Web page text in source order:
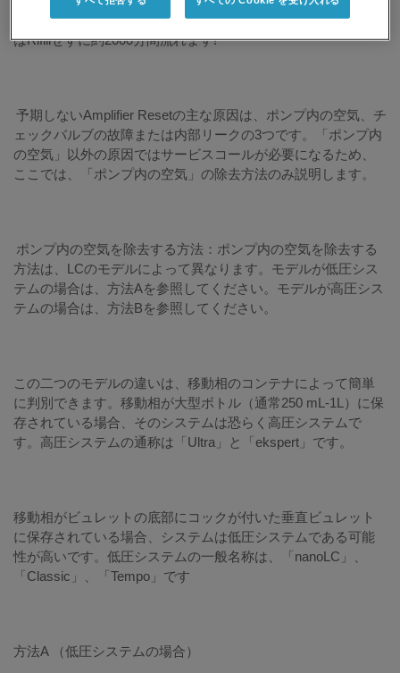
当なリセットが起こらないからです。300nL/minでは、ポンプ
はRifillせずに約2000分間流れます!
予期しないAmplifier Resetの主な原因は、ポンプ内の空気、チ
ェックバルブの故障または内部リークの3つです。「ポンプ内
の空気」以外の原因ではサービスコールが必要になるため、
ここでは、「ポンプ内の空気」の除去方法のみ説明します。
ポンプ内の空気を除去する方法：ポンプ内の空気を除去する
方法は、LCのモデルによって異なります。モデルが低圧シス
テムの場合は、方法Aを参照してください。モデルが高圧シス
テムの場合は、方法Bを参照してください。
この二つのモデルの違いは、移動相のコンテナによって簡単
に判別できます。移動相が大型ボトル（通常250 mL-1L）に保
存されている場合、そのシステムは恐らく高圧システムで
す。高圧システムの通称は「Ultra」と「ekspert」です。
移動相がビュレットの底部にコックが付いた垂直ビュレット
に保存されている場合、システムは低圧システムである可能
性が高いです。低圧システムの一般名称は、「nanoLC」、
「Classic」、「Tempo」です
方法A （低圧システムの場合）